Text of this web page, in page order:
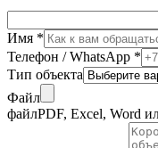
Имя *
Телефон / WhatsApp *
Тип объекта
Файл
файлPDF, Excel, Word